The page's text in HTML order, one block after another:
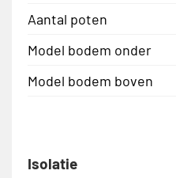
Aantal poten
Model bodem onder
Model bodem boven
Isolatie